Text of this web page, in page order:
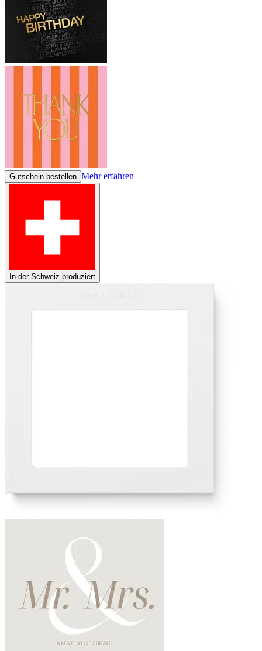
Gutschein bestellen Mehr erfahren
In der Schweiz produziert